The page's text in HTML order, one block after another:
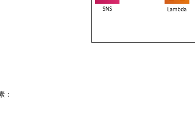
：